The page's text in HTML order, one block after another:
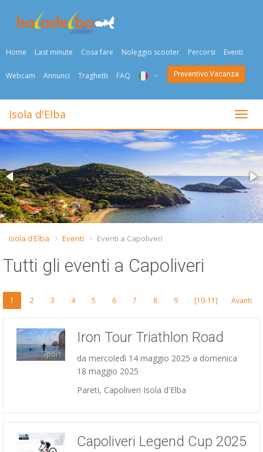
Home Last minute Cosa fare Noleggio scooter Percorsi Eventi
Webcam Annunci Traghetti FAQ
ENG
DEU
NED
FRA
SLO
Preventivo Vacanza
Togli
Isola d'Elba
Isola d'Elba Eventi Eventi a Capoliveri
Tutti gli eventi a Capoliveri
1 2 3 4 5 6 7 8 9 [10-11] Avanti
Sport
Iron Tour Triathlon Road
da mercoledì 14 maggio 2025 a domenica
18 maggio 2025
Pareti, Capoliveri Isola d'Elba
Capoliveri Legend Cup 2025